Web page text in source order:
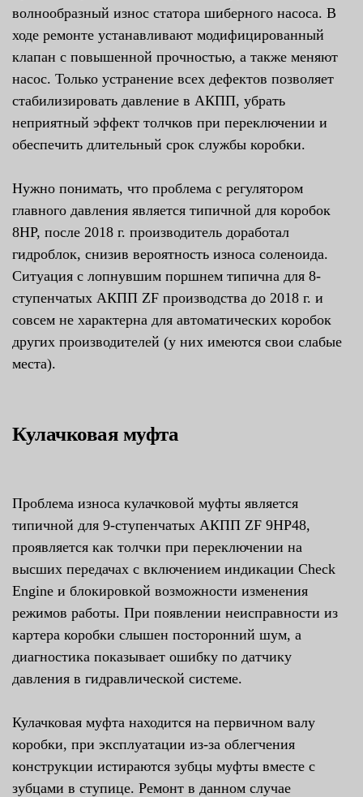
волнообразный износ статора шиберного насоса. В
ходе ремонте устанавливают модифицированный
клапан с повышенной прочностью, а также меняют
насос. Только устранение всех дефектов позволяет
стабилизировать давление в АКПП, убрать
неприятный эффект толчков при переключении и
обеспечить длительный срок службы коробки.
Нужно понимать, что проблема с регулятором
главного давления является типичной для коробок
8HP, после 2018 г. производитель доработал
гидроблок, снизив вероятность износа соленоида.
Ситуация с лопнувшим поршнем типична для 8-
ступенчатых АКПП ZF производства до 2018 г. и
совсем не характерна для автоматических коробок
других производителей (у них имеются свои слабые
места).
Кулачковая муфта
Проблема износа кулачковой муфты является
типичной для 9-ступенчатых АКПП ZF 9HP48,
проявляется как толчки при переключении на
высших передачах с включением индикации Check
Engine и блокировкой возможности изменения
режимов работы. При появлении неисправности из
картера коробки слышен посторонний шум, а
диагностика показывает ошибку по датчику
давления в гидравлической системе.
Кулачковая муфта находится на первичном валу
коробки, при эксплуатации из-за облегчения
конструкции истираются зубцы муфты вместе с
зубцами в ступице. Ремонт в данном случае